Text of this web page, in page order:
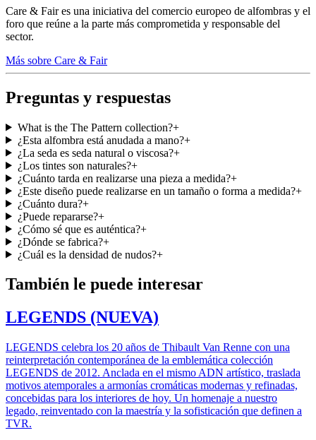
Care & Fair es una iniciativa del comercio europeo de alfombras y el
foro que reúne a la parte más comprometida y responsable del
sector.
Más sobre Care & Fair
Preguntas y respuestas
What is the The Pattern collection?+
¿Esta alfombra está anudada a mano?+
¿La seda es seda natural o viscosa?+
¿Los tintes son naturales?+
¿Cuánto tarda en realizarse una pieza a medida?+
¿Este diseño puede realizarse en un tamaño o forma a medida?+
¿Cuánto dura?+
¿Puede repararse?+
¿Cómo sé que es auténtica?+
¿Dónde se fabrica?+
¿Cuál es la densidad de nudos?+
También le puede interesar
LEGENDS (NUEVA)
LEGENDS celebra los 20 años de Thibault Van Renne con una
reinterpretación contemporánea de la emblemática colección
LEGENDS de 2012. Anclada en el mismo ADN artístico, traslada
motivos atemporales a armonías cromáticas modernas y refinadas,
concebidas para los interiores de hoy. Un homenaje a nuestro
legado, reinventado con la maestría y la sofisticación que definen a
TVR.